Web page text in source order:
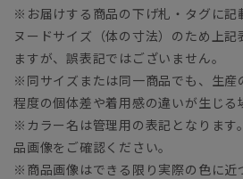
※お届けする商品の下げ札・タグに記
ヌードサイズ（体の寸法）のため上記
ますが、誤表記ではございません。
※同サイズまたは同一商品でも、生
程度の個体差や着用感の違いが生じる
※カラー名は管理用の表記となります
品画像をご確認ください。
※商品画像はできる限り実際の色に近